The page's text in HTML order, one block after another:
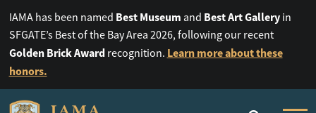
IAMA has been named Best Museum and Best Art Galleryin
SFGATE’s Best of the Bay Area 2026, following our recent
Golden Brick Awardrecognition. Learn more about these
honors.